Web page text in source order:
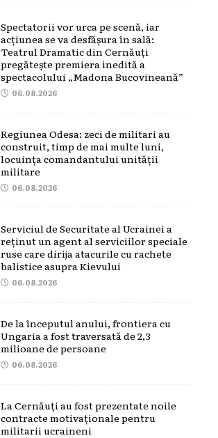
Spectatorii vor urca pe scenă, iar
acțiunea se va desfășura în sală:
Teatrul Dramatic din Cernăuți
pregătește premiera inedită a
spectacolului „Madona Bucovineană”
06.08.2026
Regiunea Odesa: zeci de militari au
construit, timp de mai multe luni,
locuința comandantului unității
militare
06.08.2026
Serviciul de Securitate al Ucrainei a
reținut un agent al serviciilor speciale
ruse care dirija atacurile cu rachete
balistice asupra Kievului
06.08.2026
De la începutul anului, frontiera cu
Ungaria a fost traversată de 2,3
milioane de persoane
06.08.2026
La Cernăuți au fost prezentate noile
contracte motivaționale pentru
militarii ucraineni